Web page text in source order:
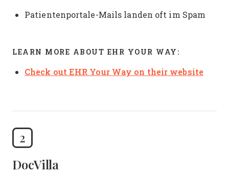
Patientenportale-Mails landen oft im Spam
LEARN MORE ABOUT EHR YOUR WAY:
Check out EHR Your Way on their website
2
DocVilla